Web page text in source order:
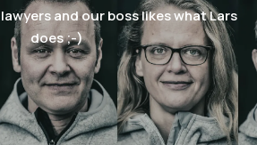
and our boss likes what Lars
does ;-)